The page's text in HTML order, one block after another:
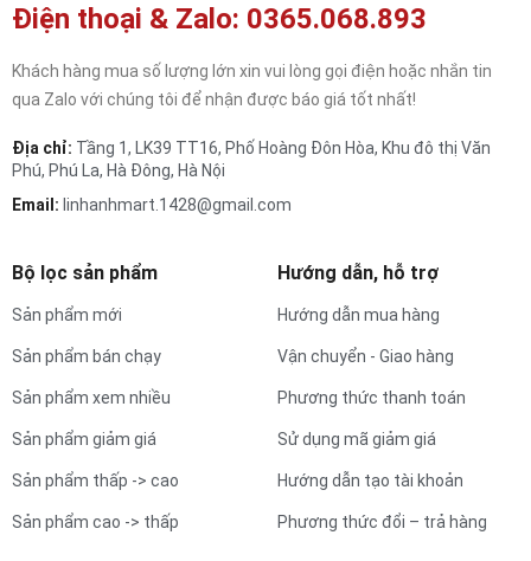
Điện thoại & Zalo: 0365.068.893
Khách hàng mua số lượng lớn xin vui lòng gọi điện hoặc nhắn tin
qua Zalo với chúng tôi để nhận được báo giá tốt nhất!
Địa chỉ: Tầng 1, LK39 TT16, Phố Hoàng Đôn Hòa, Khu đô thị Văn
Phú, Phú La, Hà Đông, Hà Nội
Email: linhanhmart.1428@gmail.com
Bộ lọc sản phẩm
Sản phẩm mới
Sản phẩm bán chạy
Sản phẩm xem nhiều
Sản phẩm giảm giá
Sản phẩm thấp -> cao
Sản phẩm cao -> thấp
Hướng dẫn, hỗ trợ
Hướng dẫn mua hàng
Vận chuyển - Giao hàng
Phương thức thanh toán
Sử dụng mã giảm giá
Hướng dẫn tạo tài khoản
Phương thức đổi – trả hàng